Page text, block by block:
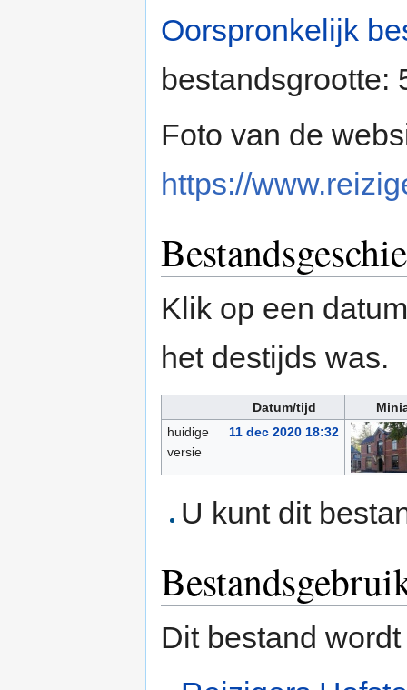
Oorspronkelijk
bestandsgrootte:
Foto van de
https://
Klik op een
het destijds was.
Datum/tijd
huidige
versie
11 dec 2020 18:32
U kunt dit
Dit bestand